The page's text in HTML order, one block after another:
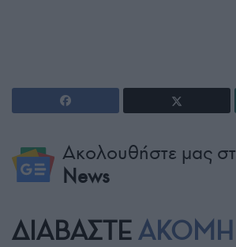
Ακολουθήστε μας
News
ΔΙΑΒΑΣΤΕ ΑΚΟΜΗ